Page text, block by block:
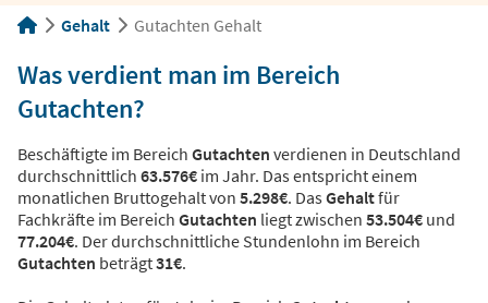
Gehalt Gutachten Gehalt
Was verdient man im Bereich
Gutachten?
Beschäftigte im Bereich Gutachten verdienen in Deutschland
durchschnittlich 63.576€ im Jahr. Das entspricht einem
monatlichen Bruttogehalt von 5.298€. DasGehaltfür
Fachkräfte im Bereich Gutachten liegt zwischen 53.504€ und
77.204€. Der durchschnittliche Stundenlohn im Bereich
Gutachten beträgt31€.